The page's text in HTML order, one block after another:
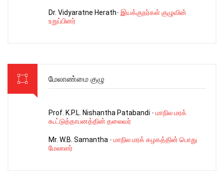
Dr. Vidyaratne Herath- இயக்குநர்கள் குழுவின்
உறுப்பினர்
மேலாண்மை குழு
Prof. K.P.L. Nishantha Patabandi - மாநில மரக்
கூட்டுத்தாபனத்தின் தலைவர்
Mr. W.B. Samantha - மாநில மரக் கழகத்தின் பொது
மேலாளர்